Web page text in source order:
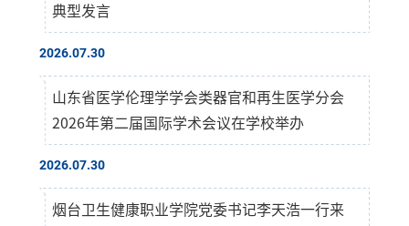
典型发言
2026.07.30
山东省医学伦理学学会类器官和再生医学分会
2026年第二届国际学术会议在学校举办
2026.07.30
烟台卫生健康职业学院党委书记李天浩一行来